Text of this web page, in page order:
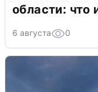
области: что
6 августа 0